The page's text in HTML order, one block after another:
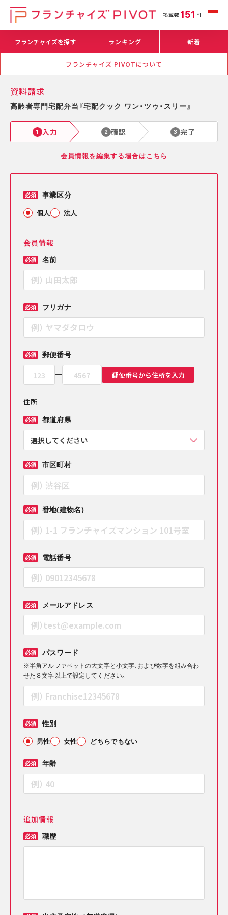
掲載数 151 件
フランチャイズを探す ランキング 新着
フランチャイズ PIVOTについて
資料請求
高齢者専門宅配弁当『宅配クック ワン・ツゥ・スリー』
1 入力 2 確認 3 完了
会員情報を編集する場合はこちら
必須 事業区分
個人 法人
会員情報
必須 名前
必須 フリガナ
必須 郵便番号
郵便番号から住所を入力
住所
必須 都道府県
必須 市区町村
必須 番地(建物名)
必須 電話番号
必須 メールアドレス
必須 パスワード
※半角アルファベットの大文字と小文字、および数字を組み合わ
せた８文字以上で設定してください。
必須 性別
男性 女性 どちらでもない
必須 年齢
追加情報
必須 職歴